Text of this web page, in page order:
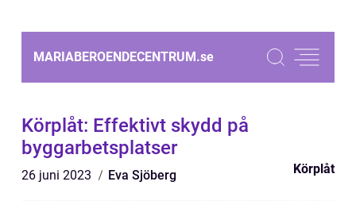
MARIABEROENDECENTRUM.se
Körplåt: Effektivt skydd på
byggarbetsplatser
26 juni 2023 Eva Sjöberg Körplåt